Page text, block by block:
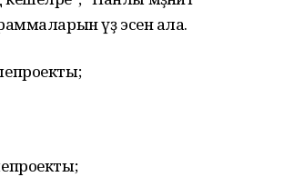
үҙ эсенә ала.